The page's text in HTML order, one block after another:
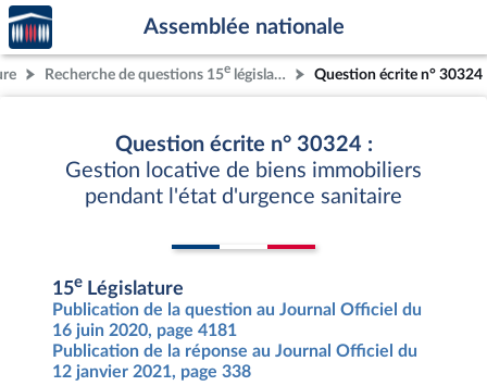
Aller au contenu
Aller en bas de la page
Accèder
à la
page
d'accueil
Assemblée nationale
Recherche de questions 15e législature Question écrite n° 30324
Question écrite n° 30324 :
Gestion locative de biens immobiliers
pendant l'état d'urgence sanitaire
15e Législature
Publication de la question au Journal Officiel du
16 juin 2020, page 4181
Publication de la réponse au Journal Officiel du
12 janvier 2021, page 338